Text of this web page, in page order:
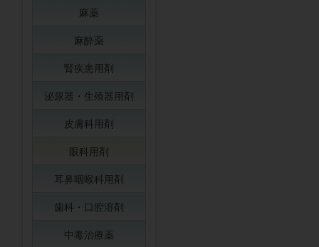
麻薬
麻酔薬
腎疾患用剤
泌尿器・生殖器用剤
皮膚科用剤
眼科用剤
耳鼻咽喉科用剤
歯科・口腔溶剤
中毒治療薬